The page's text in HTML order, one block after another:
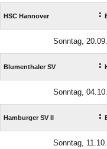
HSC Hannover :
Sonntag,
Blumenthaler SV :
Sonntag,
Hamburger SV II :
Sonntag,